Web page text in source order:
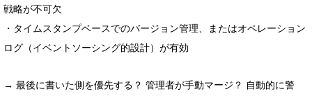
戦略が不可欠
・タイムスタンプベースでのバージョン管理、またはオペレーション
ログ（イベントソーシング的設計）が有効
→ 最後に書いた側を優先する？ 管理者が手動マージ？ 自動的に警